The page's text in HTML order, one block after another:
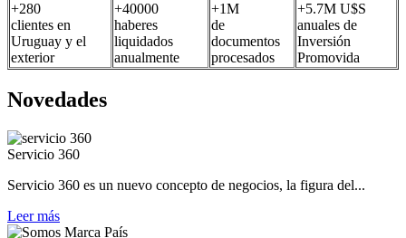
+280
clientes en
Uruguay y el
exterior
+40000
haberes
liquidados
anualmente
+1M
de
documentos
procesados
+5.7M U$S
anuales de
Inversión
Promovida
Novedades
Servicio 360
Servicio 360 es un nuevo concepto de negocios, la figura del...
Leer más